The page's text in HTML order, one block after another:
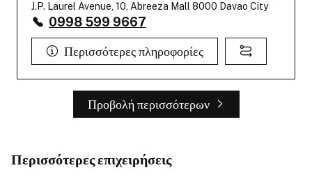
J.P. Laurel Avenue, 10, Abreeza Mall 8000 Davao City
0998 599 9667
Περισσότερες πληροφορίες
Προβολή περισσότερων
Περισσότερες επιχειρήσεις